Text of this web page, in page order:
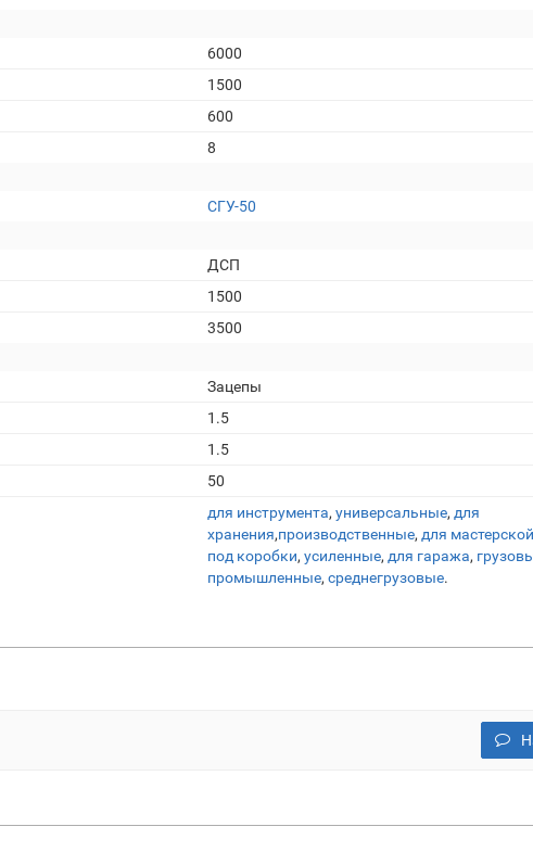
6000
1500
600
8
СГУ-50
ДСП
1500
3500
Зацепы
1.5
1.5
50
для инструмента, универсальные, для
хранения,производственные, для мастерской
под коробки, усиленные, для гаража,
промышленные, среднегрузовые.